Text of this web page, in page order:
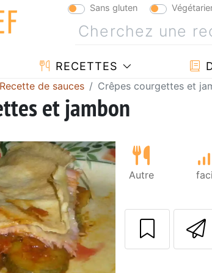
Sans gluten
RECETTES
Recette de sauces Crêpes courgettes et
et jambon
Autre